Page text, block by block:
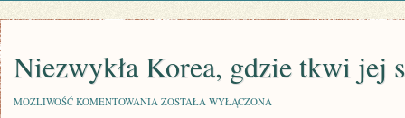
Niezwykła Korea, gdzie tkwi jej
MOŻLIWOŚĆ KOMENTOWANIA NIEZWYKŁA
ZOSTAŁA WYŁĄCZONA